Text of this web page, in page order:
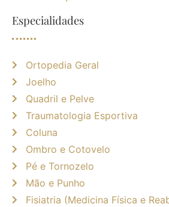
Especialidades
Ortopedia Geral
Joelho
Quadril e Pelve
Traumatologia Esportiva
Coluna
Ombro e Cotovelo
Pé e Tornozelo
Mão e Punho
Fisiatria (Medicina Física e